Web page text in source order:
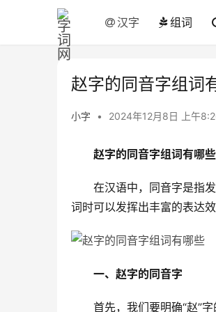
汉字 组词
赵字的同音字组词
小字 • 2024年12月8日 上午
赵字的同音字组词有哪些
在汉语中，同音字是指发
词时可以发挥出丰富的表达
一、赵字的同音字
首先，我们要明确“赵”字